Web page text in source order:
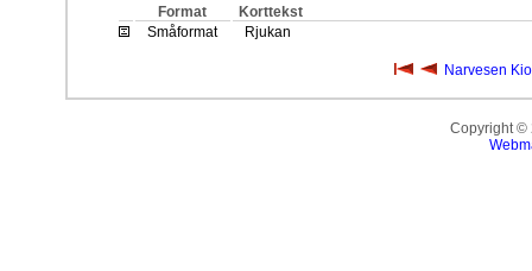
Format
Korttekst
Småformat
Rjukan
Narvesen
Copyright ©